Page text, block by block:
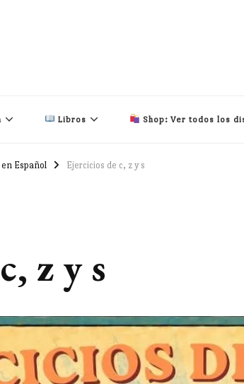
Libros Shop: Ver todos los
Español Ejercicios de c, z y s
z y s